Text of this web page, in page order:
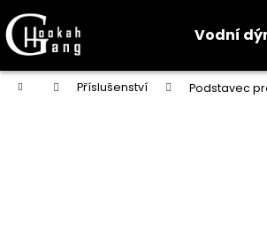
Přejít
Vodní
Domů Příslušenství Podstavec
o
š
í
Zpět
do
obchodu
Zpět
do
obchodu